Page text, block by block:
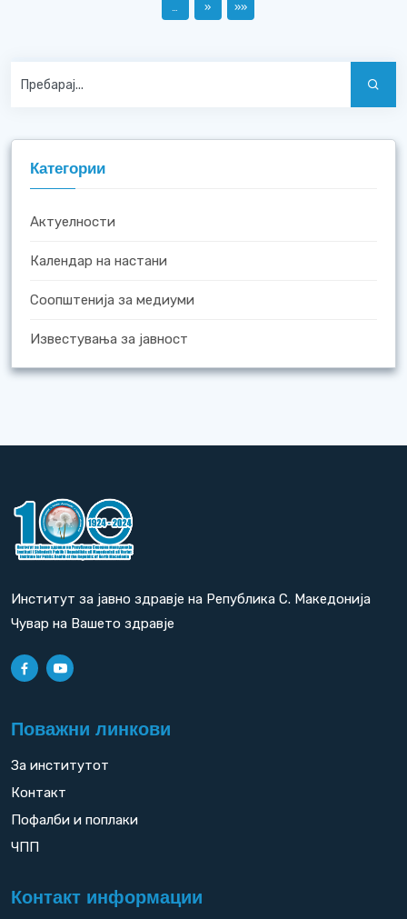
… » »»
Категории
Актуелности
Календар на настани
Соопштенија за медиуми
Известувања за јавност
Институт за јавно здравје на Република С. Македонија
Чувар на Вашето здравје
Поважни линкови
За институтот
Контакт
Пофалби и поплаки
ЧПП
Контакт информации